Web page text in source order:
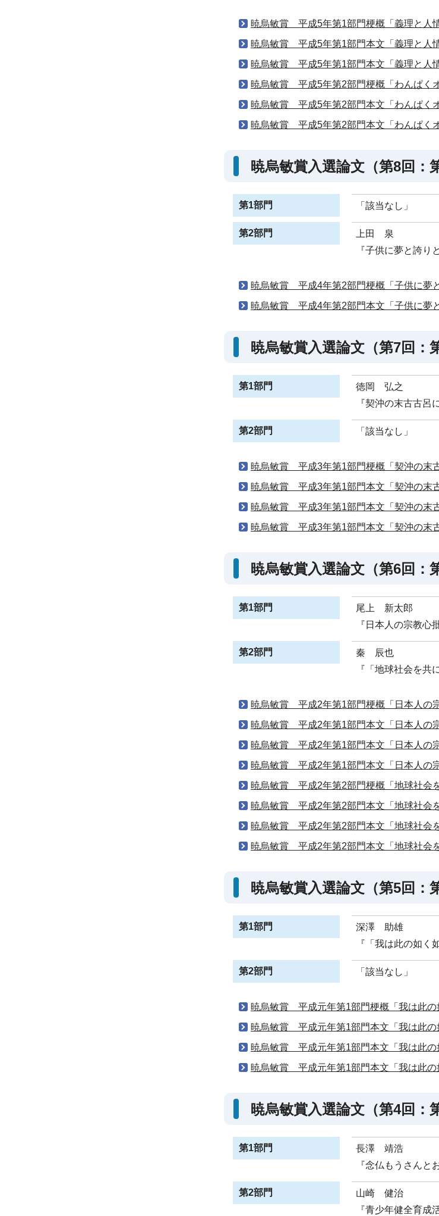
暁烏敏賞 平成5年第1部門梗概「義理と人
暁烏敏賞 平成5年第1部門本文「義理と人
暁烏敏賞 平成5年第1部門本文「義理と人
暁烏敏賞 平成5年第2部門梗概「わんぱく
暁烏敏賞 平成5年第2部門本文「わんぱく
暁烏敏賞 平成5年第2部門本文「わんぱく
暁烏敏賞入選論文（第8回：
第1部門 「該当なし」
第2部門
上田 泉
『子供に夢と誇り
暁烏敏賞 平成4年第2部門梗概「子供に夢
暁烏敏賞 平成4年第2部門本文「子供に夢
暁烏敏賞入選論文（第7回：
第1部門
徳岡 弘之
『契沖の末古古呂
第2部門 「該当なし」
暁烏敏賞 平成3年第1部門梗概「契沖の末
暁烏敏賞 平成3年第1部門本文「契沖の末
暁烏敏賞 平成3年第1部門本文「契沖の末
暁烏敏賞 平成3年第1部門本文「契沖の末
暁烏敏賞入選論文（第6回：
第1部門
尾上 新太郎
『日本人の宗教心
第2部門
秦 辰也
『「地球社会を
暁烏敏賞 平成2年第1部門梗概「日本人の
暁烏敏賞 平成2年第1部門本文「日本人の
暁烏敏賞 平成2年第1部門本文「日本人の
暁烏敏賞 平成2年第1部門本文「日本人の
暁烏敏賞 平成2年第2部門梗概「地球社会
暁烏敏賞 平成2年第2部門本文「地球社会
暁烏敏賞 平成2年第2部門本文「地球社会
暁烏敏賞 平成2年第2部門本文「地球社会
暁烏敏賞入選論文（第5回：
第1部門
深澤 助雄
『「我は此の如
第2部門 「該当なし」
暁烏敏賞 平成元年第1部門梗概「我は此
暁烏敏賞 平成元年第1部門本文「我は此
暁烏敏賞 平成元年第1部門本文「我は此
暁烏敏賞 平成元年第1部門本文「我は此
暁烏敏賞入選論文（第4回：
第1部門
長澤 靖浩
『念仏もうさんと
第2部門
山崎 健治
『青少年健全育成